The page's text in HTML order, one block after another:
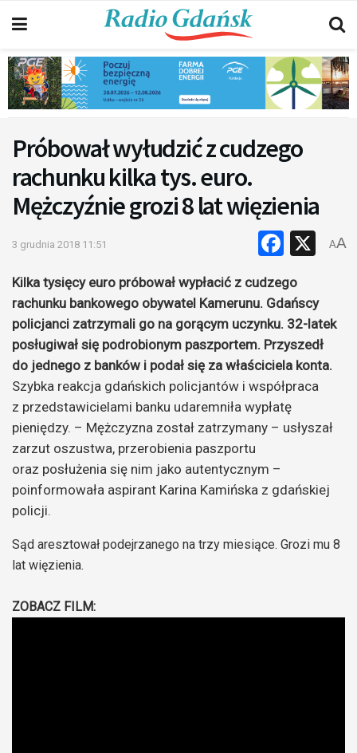
Próbował wyłudzić z cudzego
rachunku kilka tys. euro.
Mężczyźnie grozi 8 lat więzienia
3 grudnia 2018 11:51 X
AA
Kilka tysięcy euro próbował wypłacić z cudzego
rachunku bankowego obywatel Kamerunu. Gdańscy
policjanci zatrzymali go na gorącym uczynku. 32-latek
posługiwał się podrobionym paszportem. Przyszedł
do jednego z banków i podał się za właściciela konta.
Szybka reakcja gdańskich policjantów i współpraca
z przedstawicielami banku udaremniła wypłatę
pieniędzy. – Mężczyzna został zatrzymany – usłyszał
zarzut oszustwa, przerobienia paszportu
oraz posłużenia się nim jako autentycznym –
poinformowała aspirant Karina Kamińska z gdańskiej
policji.
Sąd aresztował podejrzanego na trzy miesiące. Grozi mu 8
lat więzienia.
ZOBACZ FILM: